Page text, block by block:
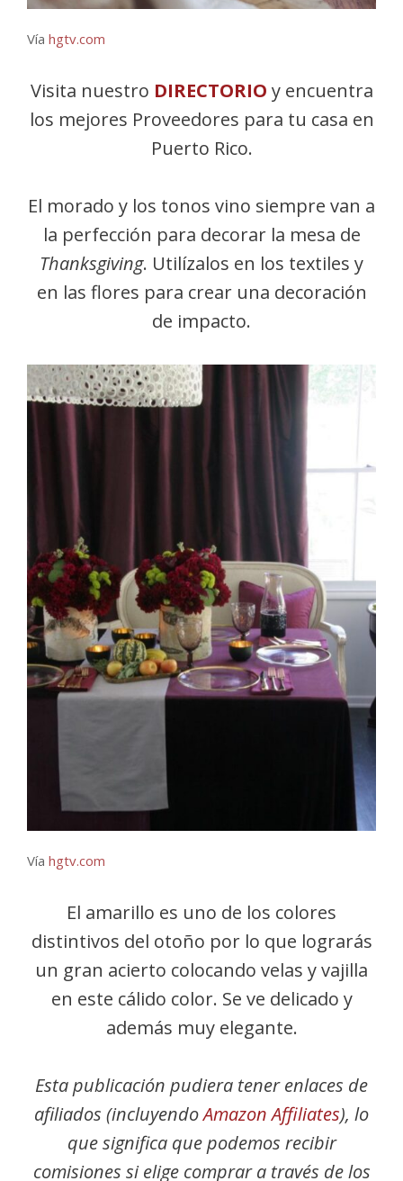
Vía hgtv.com
Visita nuestro DIRECTORIO y encuentra
los mejores Proveedores para tu casa en
Puerto Rico.
El morado y los tonos vino siempre van a
la perfección para decorar la mesa de
Thanksgiving. Utilízalos en los textiles y
en las flores para crear una decoración
de impacto.
Vía hgtv.com
El amarillo es uno de los colores
distintivos del otoño por lo que lograrás
un gran acierto colocando velas y vajilla
en este cálido color. Se ve delicado y
además muy elegante.
Esta publicación pudiera tener enlaces de
afiliados (incluyendoAmazon Affiliates), lo
que significa que podemos recibir
comisiones si elige comprar a través de los